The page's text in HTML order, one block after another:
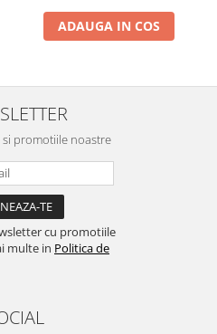
ADAUGA IN COS
promotiile noastre
cu promotiile
multe in Politica de